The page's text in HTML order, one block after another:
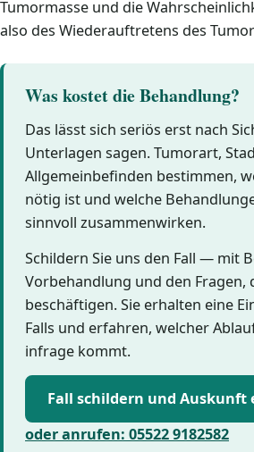
Tumormasse und die
also des Wiederauftretens des
Was kostet die Behandlung?
Das lässt sich seriös erst nach
Unterlagen sagen. Tumorart,
Allgemeinbefinden bestimmen,
nötig ist und welche
sinnvoll zusammenwirken.
Schildern Sie uns den Fall — mit
Vorbehandlung und den Fragen,
beschäftigen. Sie erhalten eine
Falls und erfahren, welcher
infrage kommt.
Fall schildern und Auskunft
oder anrufen: 05522 9182582